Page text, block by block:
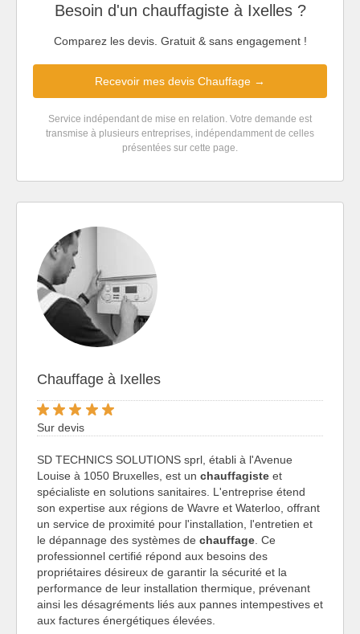
Besoin d'un chauffagiste à Ixelles ?
Comparez les devis. Gratuit & sans engagement !
Recevoir mes devis Chauffage →
Service indépendant de mise en relation. Votre demande est
transmise à plusieurs entreprises, indépendamment de celles
présentées sur cette page.
Chauffage à Ixelles
Sur devis
SD TECHNICS SOLUTIONS sprl, établi à l'Avenue
Louise à 1050 Bruxelles, est un chauffagiste et
spécialiste en solutions sanitaires. L'entreprise étend
son expertise aux régions de Wavre et Waterloo, offrant
un service de proximité pour l'installation, l'entretien et
le dépannage des systèmes de chauffage . Ce
professionnel certifié répond aux besoins des
propriétaires désireux de garantir la sécurité et la
performance de leur installation thermique, prévenant
ainsi les désagréments liés aux pannes intempestives et
aux factures énergétiques élevées.